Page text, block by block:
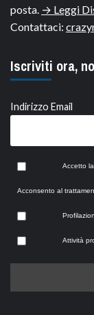
posta. → Leggi
Contattaci:
Iscriviti ora,
Indirizzo Email
Accetto la
Acconsento al
Attività